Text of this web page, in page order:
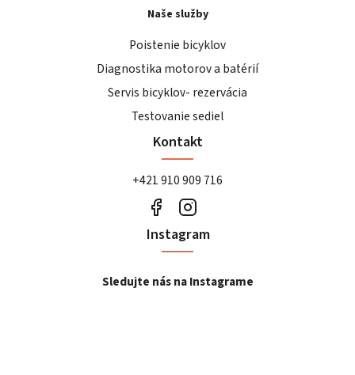
Naše služby
Poistenie bicyklov
Diagnostika motorov a batérií
Servis bicyklov- rezervácia
Testovanie sediel
Kontakt
+421 910 909 716
Instagram
Sledujte nás na Instagrame